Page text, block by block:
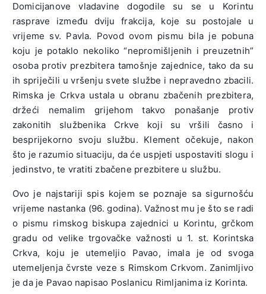
Domicijanove vladavine dogodile su se u Korintu
rasprave između dviju frakcija, koje su postojale u
vrijeme sv. Pavla. Povod ovom pismu bila je pobuna
koju je potaklo nekoliko “nepromišljenih i preuzetnih”
osoba protiv prezbitera tamošnje zajednice, tako da su
ih spriječili u vršenju svete službe i nepravedno zbacili.
Rimska je Crkva ustala u obranu zbačenih prezbitera,
držeći nemalim grijehom takvo ponašanje protiv
zakonitih službenika Crkve koji su vršili časno i
besprijekorno svoju službu. Klement očekuje, nakon
što je razumio situaciju, da će uspjeti uspostaviti slogu i
jedinstvo, te vratiti zbačene prezbitere u službu.
Ovo je najstariji spis kojem se poznaje sa sigurnošću
vrijeme nastanka (96. godina). Važnost mu je što se radi
o pismu rimskog biskupa zajednici u Korintu, grčkom
gradu od velike trgovačke važnosti u 1. st. Korintska
Crkva, koju je utemeljio Pavao, imala je od svoga
utemeljenja čvrste veze s Rimskom Crkvom. Zanimljivo
je da je Pavao napisao Poslanicu Rimljanima iz Korinta.